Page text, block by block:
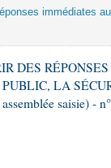
immédiates
DES
PUBLIC, LA
saisie) -